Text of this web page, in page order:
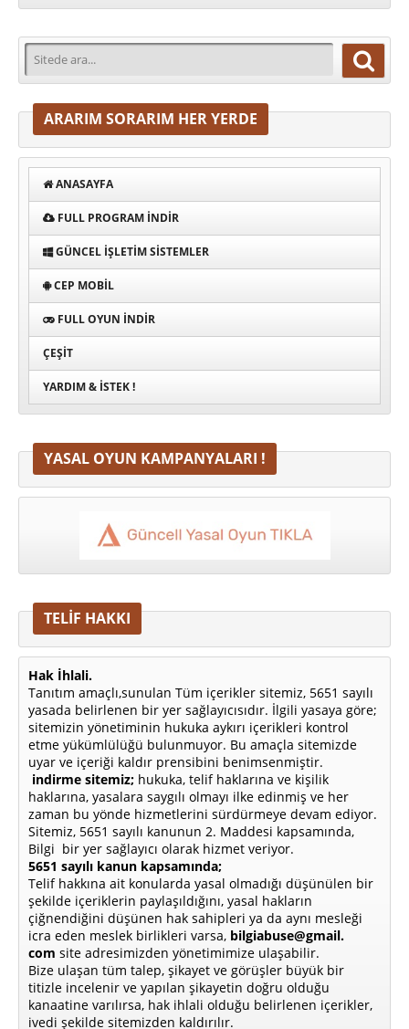
ARARIM SORARIM HER YERDE
ANASAYFA
FULL PROGRAM INDIR
GÜNCEL İŞLETIM SISTEMLER
CEP MOBIL
FULL OYUN İNDIR
ÇEŞIT
YARDIM & İSTEK !
YASAL OYUN KAMPANYALARI !
TELİF HAKKI
Hak İhlali.
Tanıtım amaçlı,sunulan Tüm içerikler sitemiz, 5651 sayılı
yasada belirlenen bir yer sağlayıcısıdır. İlgili yasaya göre;
sitemizin yönetiminin hukuka aykırı içerikleri kontrol
etme yükümlülüğü bulunmuyor. Bu amaçla sitemizde
uyar ve içeriği kaldır prensibini benimsenmiştir.
indirme sitemiz; hukuka, telif haklarına ve kişilik
haklarına, yasalara saygılı olmayı ilke edinmiş ve her
zaman bu yönde hizmetlerini sürdürmeye devam ediyor.
Sitemiz, 5651 sayılı kanunun 2. Maddesi kapsamında,
Bilgi bir yer sağlayıcı olarak hizmet veriyor.
5651 sayılı kanun kapsamında;
Telif hakkına ait konularda yasal olmadığı düşünülen bir
şekilde içeriklerin paylaşıldığını, yasal hakların
çiğnendiğini düşünen hak sahipleri ya da aynı mesleği
icra eden meslek birlikleri varsa, bilgiabuse@gmail.
com site adresimizden yönetimimize ulaşabilir.
Bize ulaşan tüm talep, şikayet ve görüşler büyük bir
titizle incelenir ve yapılan şikayetin doğru olduğu
kanaatine varılırsa, hak ihlali olduğu belirlenen içerikler,
ivedi şekilde sitemizden kaldırılır.